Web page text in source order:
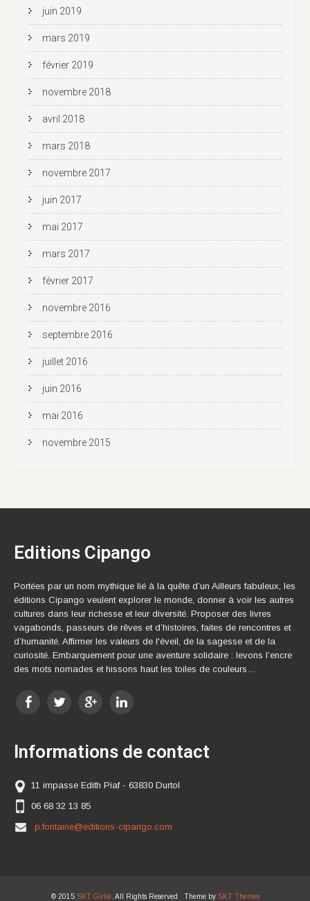
juin 2019
mars 2019
février 2019
novembre 2018
avril 2018
mars 2018
novembre 2017
juin 2017
mai 2017
mars 2017
février 2017
novembre 2016
septembre 2016
juillet 2016
juin 2016
mai 2016
novembre 2015
Editions Cipango
Portées par un nom mythique lié à la quête d’un Ailleurs fabuleux, les
éditions Cipango veulent explorer le monde, donner à voir les autres
cultures dans leur richesse et leur diversité. Proposer des livres
vagabonds, passeurs de rêves et d’histoires, faites de rencontres et
d’humanité. Affirmer les valeurs de l'éveil, de la sagesse et de la
curiosité. Embarquement pour une aventure solidaire : levons l’encre
des mots nomades et hissons haut les toiles de couleurs…
Informations de contact
11 impasse Edith Piaf - 63830 Durtol
06 68 32 13 85
p.fontaine@editions-cipango.com
© 2015 SKT Girlie. All Rights Reserved Theme by SKT Themes